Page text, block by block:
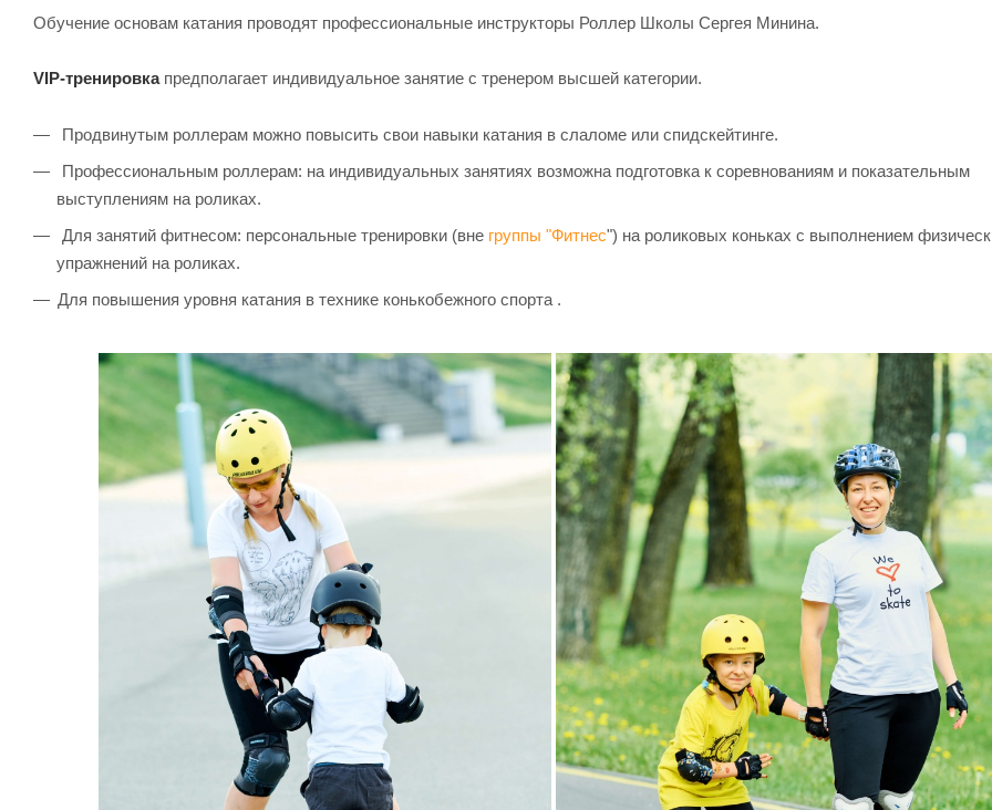
Обучение основам катания проводят профессиональные инструкторы Роллер Школы Сергея Минина.
VIP-тренировкапредполагает индивидуальное занятие с тренером высшей категории.
Продвинутым роллерам можно повысить свои навыки катания в слаломе или спидскейтинге.
Профессиональным роллерам: на индивидуальных занятиях возможна подготовка к соревнованиям и показательным
выступлениям на роликах.
Для занятий фитнесом: персональные тренировки (вне группы "Фитнес") на роликовых коньках с выполнением
упражнений на роликах.
Для повышения уровня катания в технике конькобежного спорта .